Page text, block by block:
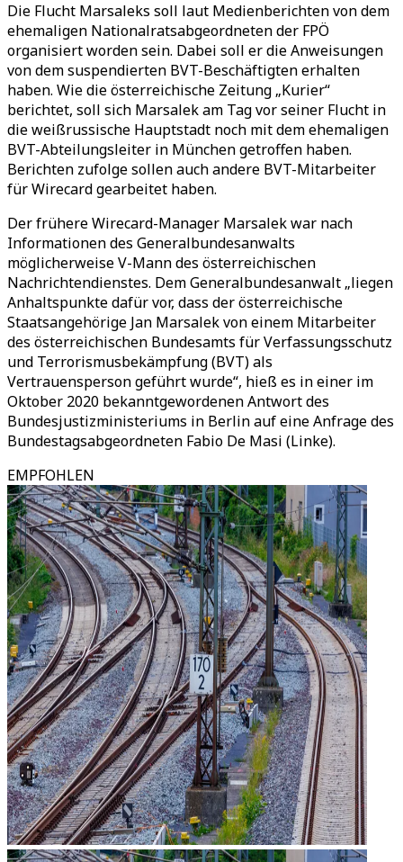
Die Flucht Marsaleks soll laut Medienberichten von dem
ehemaligen Nationalratsabgeordneten der FPÖ
organisiert worden sein. Dabei soll er die Anweisungen
von dem suspendierten BVT-Beschäftigten erhalten
haben. Wie die österreichische Zeitung „Kurier“
berichtet, soll sich Marsalek am Tag vor seiner Flucht in
die weißrussische Hauptstadt noch mit dem ehemaligen
BVT-Abteilungsleiter in München getroffen haben.
Berichten zufolge sollen auch andere BVT-Mitarbeiter
für Wirecard gearbeitet haben.
Der frühere Wirecard-Manager Marsalek war nach
Informationen des Generalbundesanwalts
möglicherweise V-Mann des österreichischen
Nachrichtendienstes. Dem Generalbundesanwalt „liegen
Anhaltspunkte dafür vor, dass der österreichische
Staatsangehörige Jan Marsalek von einem Mitarbeiter
des österreichischen Bundesamts für Verfassungsschutz
und Terrorismusbekämpfung (BVT) als
Vertrauensperson geführt wurde“, hieß es in einer im
Oktober 2020 bekanntgewordenen Antwort des
Bundesjustizministeriums in Berlin auf eine Anfrage des
Bundestagsabgeordneten Fabio De Masi (Linke).
EMPFOHLEN